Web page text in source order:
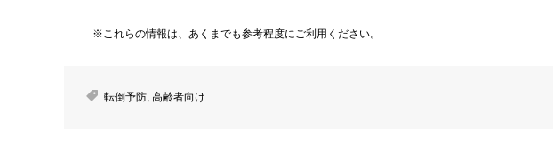
※これらの情報は、あくまでも参考程度にご利用ください。
転倒予防, 高齢者向け